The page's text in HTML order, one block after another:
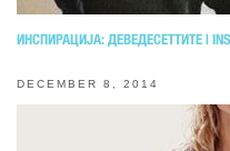
ИНСПИРАЦИЈА: ДЕВЕДЕСЕТТИТЕ |
DECEMBER 8, 2014